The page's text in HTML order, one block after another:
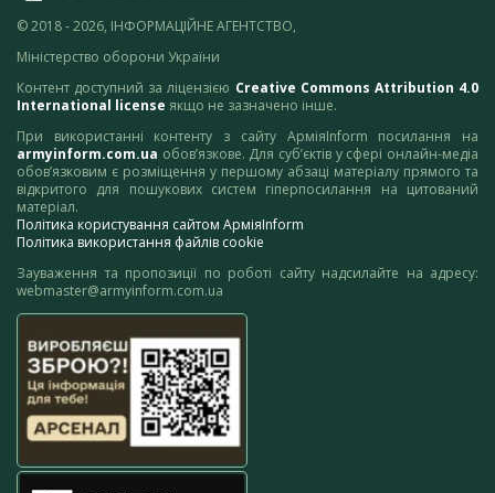
© 2018 - 2026, ІНФОРМАЦІЙНЕ АГЕНТСТВО,
Міністерство оборони України
Контент доступний за ліцензією Creative Commons Attribution 4.0
International license якщо не зазначено інше.
При використанні контенту з сайту АрміяInform посилання на
armyinform.com.ua обов’язкове. Для суб’єктів у сфері онлайн-медіа
обов’язковим є розміщення у першому абзаці матеріалу прямого та
відкритого для пошукових систем гіперпосилання на цитований
матеріал.
Політика користування сайтом АрміяInform
Політика використання файлів cookie
Зауваження та пропозиції по роботі сайту надсилайте на адресу:
webmaster@armyinform.com.ua